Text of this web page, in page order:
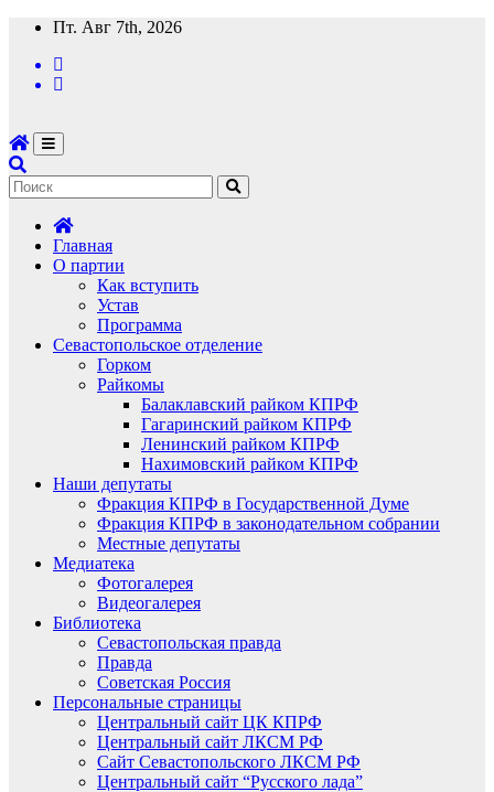
Перейти
содержимому
Пт. Авг 7th, 2026
Главная
О партии
Как вступить
Устав
Программа
Севастопольское отделение
Горком
Райкомы
Балаклавский райком КПРФ
Гагаринский райком КПРФ
Ленинский райком КПРФ
Нахимовский райком КПРФ
Наши депутаты
Фракция КПРФ в Государственной Думе
Фракция КПРФ в законодательном собрании
Местные депутаты
Медиатека
Фотогалерея
Видеогалерея
Библиотека
Севастопольская правда
Правда
Советская Россия
Персональные страницы
Центральный сайт ЦК КПРФ
Центральный сайт ЛКСМ РФ
Сайт Севастопольского ЛКСМ РФ
Центральный сайт “Русского лада”